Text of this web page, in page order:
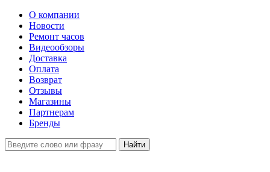
О компании
Новости
Ремонт часов
Видеообзоры
Доставка
Оплата
Возврат
Отзывы
Магазины
Партнерам
Бренды